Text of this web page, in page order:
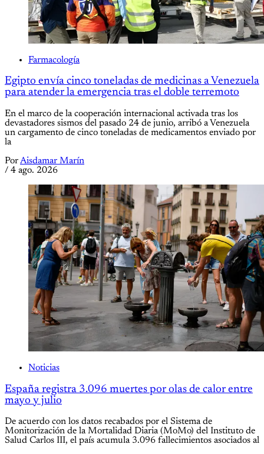
Farmacología
Egipto envía cinco toneladas de medicinas a Venezuela
para atender la emergencia tras el doble terremoto
En el marco de la cooperación internacional activada tras los
devastadores sismos del pasado 24 de junio, arribó a Venezuela
un cargamento de cinco toneladas de medicamentos enviado por
la
PorAisdamar Marín
/ 4 ago. 2026
Noticias
España registra 3.096 muertes por olas de calor entre
mayo y julio
De acuerdo con los datos recabados por el Sistema de
Monitorización de la Mortalidad Diaria (MoMo) del Instituto de
Salud Carlos III, el país acumula 3.096 fallecimientos asociados al